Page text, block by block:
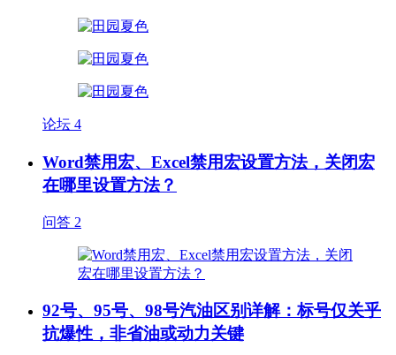
论坛 4
Word禁用宏、Excel禁用宏设置方法，关闭宏
在哪里设置方法？
问答 2
92号、95号、98号汽油区别详解：标号仅关乎
抗爆性，非省油或动力关键